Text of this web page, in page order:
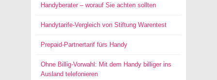
Handyberater – worauf Sie achten sollten
Handytarife-Vergleich von Stiftung Warentest
Prepaid-Partnertarif fürs Handy
Ohne Billig-Vorwahl: Mit dem Handy billiger ins
Ausland telefonieren